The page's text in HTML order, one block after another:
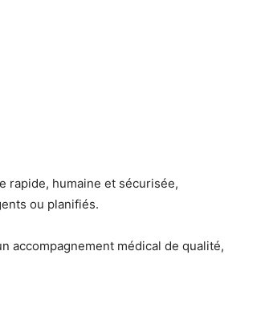
rapide, humaine et sécurisée,
ou planifiés.
accompagnement médical de qualité,